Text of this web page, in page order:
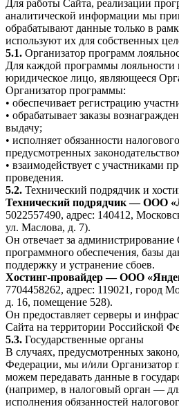
Для работы Сайта, реализации
аналитической информации мы
обрабатывают данные только в
используют их для собственных
5.1. Организатор программ
Для каждой программы лояльности
юридическое лицо, являющееся
Организатор программы:
• обеспечивает регистрацию
• обрабатывает заказы
выдачу;
• исполняет обязанности
предусмотренных
• взаимодействует с участниками
проведения.
5.2. Технический подрядчик и
Технический подрядчик —
5022557490, адрес: 140412,
ул. Маслова, д. 7).
Он отвечает за администрирование
программного обеспечения, базы
поддержку и устранение сбоев.
Хостинг-провайдер — ООО
7704458262, адрес: 119021, город
д. 16, помещение 528).
Он предоставляет серверы и
Сайта на территории Российской
5.3. Государственные органы
В случаях, предусмотренных
Федерации, мы и/или Организатор
можем передавать данные в
(например, в налоговый орган —
исполнения обязанностей